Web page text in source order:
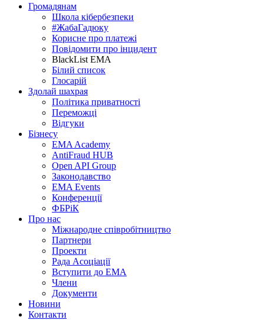
Громадянам
Школа кібербезпеки
#ЖабаГадюку
Корисне про платежі
Повідомити про інцидент
BlackList EMA
Білий список
Глосарій
Здолай шахрая
Політика приватності
Переможцi
Відгуки
Бізнесу
EMA Academy
AntiFraud HUB
Open API Group
Законодавство
EMA Events
Конференції
ФБРіК
Про нас
Міжнародне співробітництво
Партнери
Проекти
Рада Асоціації
Вступити до ЕМА
Члени
Документи
Новини
Контакти